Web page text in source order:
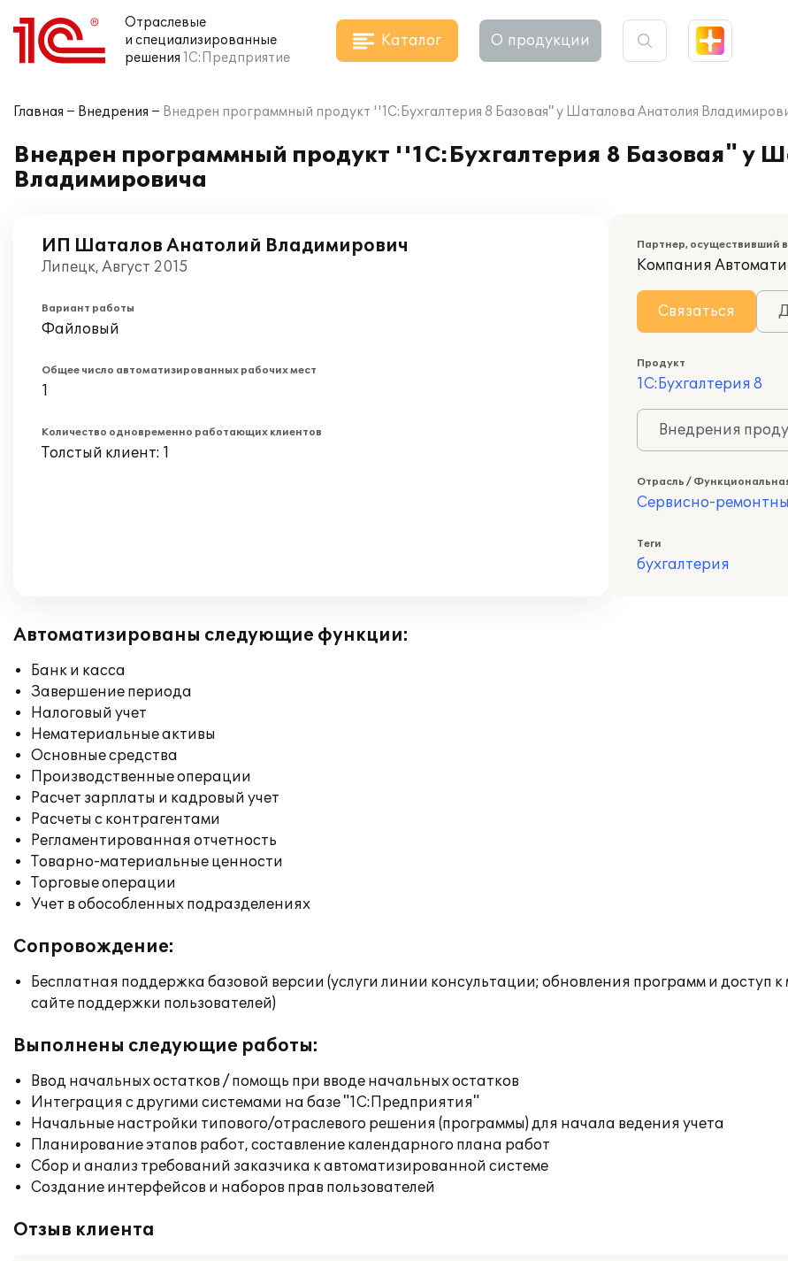
Отраслевые
и специализированные
решения 1С:Предприятие
Каталог О продукции
Главная Внедрения Внедрен программный продукт ''1С:Бухгалтерия 8 Базовая" у Шаталова Анатолия
Внедрен программный продукт ''1С:Бухгалтерия 8 Базовая" у
Владимировича
ИП Шаталов Анатолий Владимирович
Липецк, Август 2015
Вариант работы
Файловый
Общее число автоматизированных рабочих мест
1
Количество одновременно работающих клиентов
Толстый клиент: 1
Партнер, осуществивший
Компания
Связаться
Продукт
1С:Бухгалтерия 8
Внедрения
Отрасль /
Сервисно-
Теги
бухгалтерия
Автоматизированы следующие функции:
Банк и касса
Завершение периода
Налоговый учет
Нематериальные активы
Основные средства
Производственные операции
Расчет зарплаты и кадровый учет
Расчеты с контрагентами
Регламентированная отчетность
Товарно-материальные ценности
Торговые операции
Учет в обособленных подразделениях
Сопровождение:
Бесплатная поддержка базовой версии (услуги линии консультации; обновления программ и доступ
сайте поддержки пользователей)
Выполнены следующие работы:
Ввод начальных остатков / помощь при вводе начальных остатков
Интеграция с другими системами на базе "1С:Предприятия"
Начальные настройки типового/отраслевого решения (программы) для начала ведения учета
Планирование этапов работ, составление календарного плана работ
Сбор и анализ требований заказчика к автоматизированной системе
Создание интерфейсов и наборов прав пользователей
Отзыв клиента